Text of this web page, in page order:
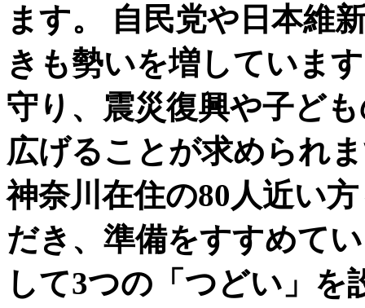
ます。 自民党や日本維
きも勢いを増していま
守り、震災復興や子ど
広げることが求められ
神奈川在住の80人近い
だき、準備をすすめて
して3つの「つどい」を